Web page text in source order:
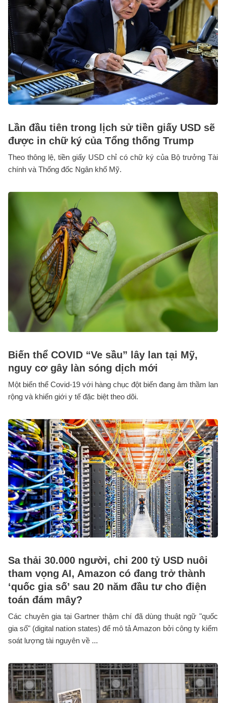
Lần đầu tiên trong lịch sử tiền giấy USD sẽ
được in chữ ký của Tổng thống Trump
Theo thông lệ, tiền giấy USD chỉ có chữ ký của Bộ trưởng Tài
chính và Thống đốc Ngân khố Mỹ.
Biến thể COVID “Ve sầu” lây lan tại Mỹ,
nguy cơ gây làn sóng dịch mới
Một biến thể Covid-19 với hàng chục đột biến đang âm thầm lan
rộng và khiến giới y tế đặc biệt theo dõi.
Sa thải 30.000 người, chi 200 tỷ USD nuôi
tham vọng AI, Amazon có đang trở thành
‘quốc gia số’ sau 20 năm đầu tư cho điện
toán đám mây?
Các chuyên gia tại Gartner thậm chí đã dùng thuật ngữ "quốc
gia số" (digital nation states) để mô tả Amazon bởi công ty kiểm
soát lượng tài nguyên về ...